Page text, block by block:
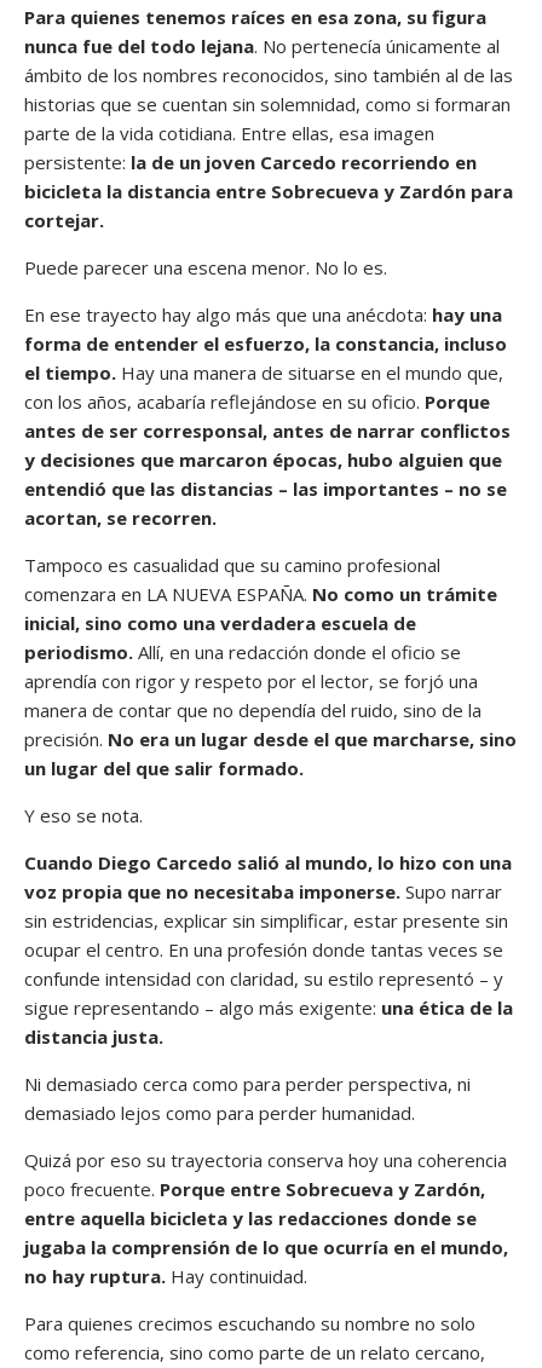
Para quienes tenemos raíces en esa zona, su figura
nunca fue del todo lejana. No pertenecía únicamente al
ámbito de los nombres reconocidos, sino también al de las
historias que se cuentan sin solemnidad, como si formaran
parte de la vida cotidiana. Entre ellas, esa imagen
persistente: la de un joven Carcedo recorriendo en
bicicleta la distancia entre Sobrecueva y Zardón para
cortejar.
Puede parecer una escena menor. No lo es.
En ese trayecto hay algo más que una anécdota: hay una
forma de entender el esfuerzo, la constancia, incluso
el tiempo. Hay una manera de situarse en el mundo que,
con los años, acabaría reflejándose en su oficio. Porque
antes de ser corresponsal, antes de narrar conflictos
y decisiones que marcaron épocas, hubo alguien que
entendió que las distancias – las importantes – no se
acortan, se recorren.
Tampoco es casualidad que su camino profesional
comenzara en LA NUEVA ESPAÑA. No como un trámite
inicial, sino como una verdadera escuela de
periodismo. Allí, en una redacción donde el oficio se
aprendía con rigor y respeto por el lector, se forjó una
manera de contar que no dependía del ruido, sino de la
precisión. No era un lugar desde el que marcharse, sino
un lugar del que salir formado.
Y eso se nota.
Cuando Diego Carcedo salió al mundo, lo hizo con una
voz propia que no necesitaba imponerse. Supo narrar
sin estridencias, explicar sin simplificar, estar presente sin
ocupar el centro. En una profesión donde tantas veces se
confunde intensidad con claridad, su estilo representó – y
sigue representando – algo más exigente: una ética de la
distancia justa.
Ni demasiado cerca como para perder perspectiva, ni
demasiado lejos como para perder humanidad.
Quizá por eso su trayectoria conserva hoy una coherencia
poco frecuente. Porque entre Sobrecueva y Zardón,
entre aquella bicicleta y las redacciones donde se
jugaba la comprensión de lo que ocurría en el mundo,
no hay ruptura. Hay continuidad.
Para quienes crecimos escuchando su nombre no solo
como referencia, sino como parte de un relato cercano,